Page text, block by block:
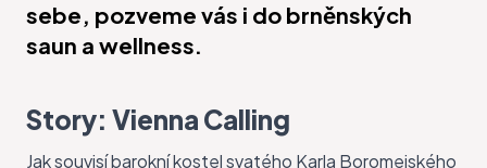
sebe, pozveme vás i do brněnských
saun a wellness.
Story: Vienna Calling
Jak souvisí barokní kostel svatého Karla Boromejského